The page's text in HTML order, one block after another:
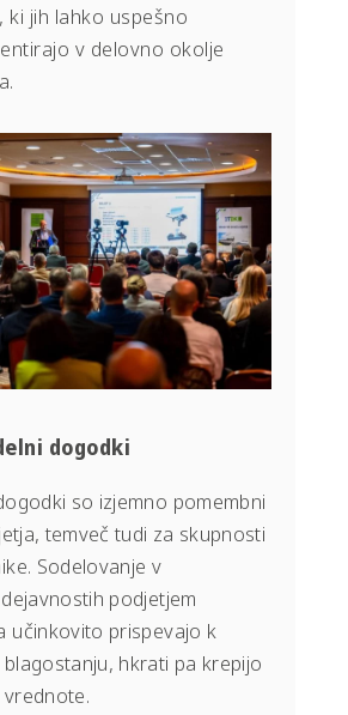
ki jih lahko uspešno
v delovno okolje
dogodki
so izjemno pomembni
temveč tudi za skupnosti
Sodelovanje v
podjetjem
učinkovito prispevajo k
hkrati pa krepijo